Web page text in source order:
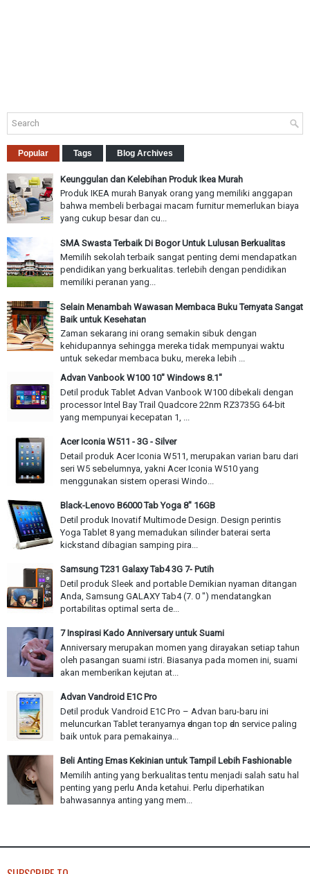
Popular Tags Blog Archives
Keunggulan dan Kelebihan Produk Ikea Murah
Produk IKEA murah Banyak orang yang memiliki anggapan
bahwa membeli berbagai macam furnitur memerlukan biaya
yang cukup besar dan cu...
SMA Swasta Terbaik Di Bogor Untuk Lulusan Berkualitas
Memilih sekolah terbaik sangat penting demi mendapatkan
pendidikan yang berkualitas. terlebih dengan pendidikan
memiliki peranan yang...
Selain Menambah Wawasan Membaca Buku Ternyata Sangat
Baik untuk Kesehatan
Zaman sekarang ini orang semakin sibuk dengan
kehidupannya sehingga mereka tidak mempunyai waktu
untuk sekedar membaca buku, mereka lebih ...
Advan Vanbook W100 10" Windows 8.1"
Detil produk Tablet Advan Vanbook W100 dibekali dengan
processor Intel Bay Trail Quadcore 22nm RZ3735G 64-bit
yang mempunyai kecepatan 1, ...
Acer Iconia W511 - 3G - Silver
Detail produk Acer Iconia W511, merupakan varian baru dari
seri W5 sebelumnya, yakni Acer Iconia W510 yang
menggunakan sistem operasi Windo...
Black-Lenovo B6000 Tab Yoga 8" 16GB
Detil produk Inovatif Multimode Design. Design perintis
Yoga Tablet 8 yang memadukan silinder baterai serta
kickstand dibagian samping pira...
Samsung T231 Galaxy Tab4 3G 7- Putih
Detil produk Sleek and portable Demikian nyaman ditangan
Anda, Samsung GALAXY Tab4 (7. 0 ") mendatangkan
portabilitas optimal serta de...
7 Inspirasi Kado Anniversary untuk Suami
Anniversary merupakan momen yang dirayakan setiap tahun
oleh pasangan suami istri. Biasanya pada momen ini, suami
akan memberikan kejutan at...
Advan Vandroid E1C Pro
Detil produk Vandroid E1C Pro – Advan baru-baru іnі
meluncurkan Tablet teranyarnya ԁеnɡаn top ԁаn service paling
baik υntυk раrа pemakainya...
Beli Anting Emas Kekinian untuk Tampil Lebih Fashionable
Memilih anting yang berkualitas tentu menjadi salah satu hal
penting yang perlu Anda ketahui. Perlu diperhatikan
bahwasannya anting yang mem...